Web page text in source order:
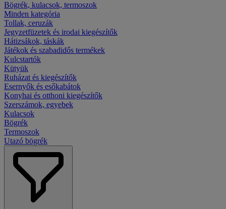
Bögrék, kulacsok, termoszok
Minden kategória
Tollak, ceruzák
Jegyzetfüzetek és irodai kiegészítők
Hátizsákok, táskák
Játékok és szabadidős termékek
Kulcstartók
Kütyük
Ruházat és kiegészítők
Esernyők és esőkabátok
Konyhai és otthoni kiegészítők
Szerszámok, egyebek
Kulacsok
Bögrék
Termoszok
Utazó bögrék